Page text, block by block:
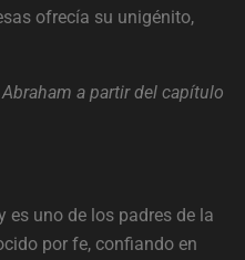
ofrecía su unigénito,
a partir del capítulo
es uno de los padres de la
por fe, confiando en